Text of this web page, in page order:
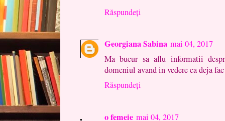
Răspundeți
Georgiana Sabina mai 04, 2017
Ma bucur sa aflu informatii
domeniul avand in vedere ca deja
Răspundeți
o femeie mai 04, 2017